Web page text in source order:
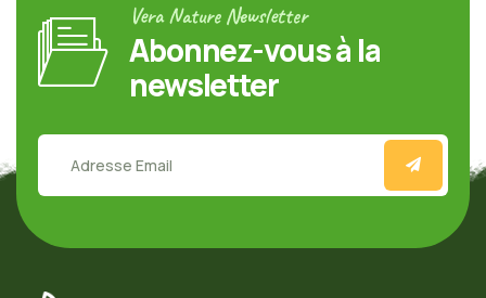
Vera Nature Newsletter
Abonnez-vous à la
newsletter